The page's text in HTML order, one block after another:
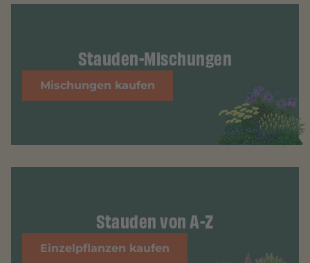
Stauden-Mischungen
Mischungen kaufen
Stauden von A-Z
Einzelpflanzen kaufen